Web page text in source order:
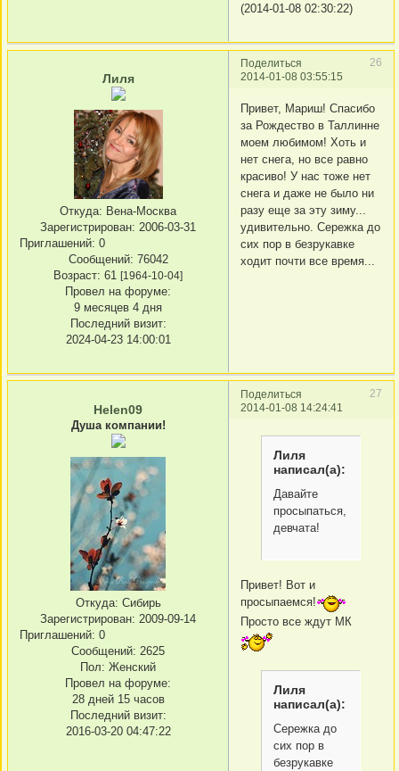
(2014-01-08 02:30:22)
Поделиться
26
2014-01-08 03:55:15
Лиля
Откуда: Вена-Москва
Зарегистрирован: 2006-03-31
Приглашений: 0
Сообщений: 76042
Возраст: 61 [1964-10-04]
Провел на форуме:
9 месяцев 4 дня
Последний визит:
2024-04-23 14:00:01
Привет, Мариш! Спасибо
за Рождество в Таллинне
моем любимом! Хоть и
нет снега, но все равно
красиво! У нас тоже нет
снега и даже не было ни
разу еще за эту зиму...
удивительно. Сережка до
сих пор в безрукавке
ходит почти все время...
Поделиться
27
2014-01-08 14:24:41
Helen09
Душа компании!
Откуда: Сибирь
Зарегистрирован: 2009-09-14
Приглашений: 0
Сообщений: 2625
Пол: Женский
Провел на форуме:
28 дней 15 часов
Последний визит:
2016-03-20 04:47:22
Лиля
написал(а):
Давайте
просыпаться,
девчата!
Привет! Вот и
просыпаемся!
Просто все ждут МК
Лиля
написал(а):
Сережка до
сих пор в
безрукавке